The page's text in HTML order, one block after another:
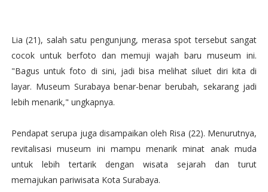
Lia (21), salah satu pengunjung, merasa spot tersebut sangat
cocok untuk berfoto dan memuji wajah baru museum ini.
"Bagus untuk foto di sini, jadi bisa melihat siluet diri kita di
layar. Museum Surabaya benar-benar berubah, sekarang jadi
lebih menarik," ungkapnya.
Pendapat serupa juga disampaikan oleh Risa (22). Menurutnya,
revitalisasi museum ini mampu menarik minat anak muda
untuk lebih tertarik dengan wisata sejarah dan turut
memajukan pariwisata Kota Surabaya.